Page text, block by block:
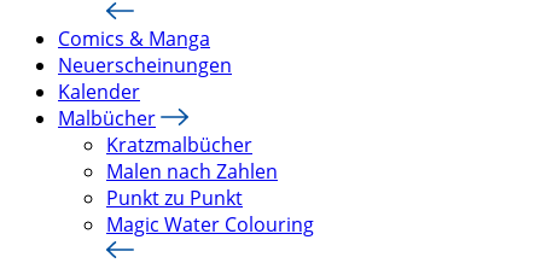
Comics & Manga
Neuerscheinungen
Kalender
Malbücher
Kratzmalbücher
Malen nach Zahlen
Punkt zu Punkt
Magic Water Colouring